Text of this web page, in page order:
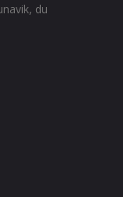
du